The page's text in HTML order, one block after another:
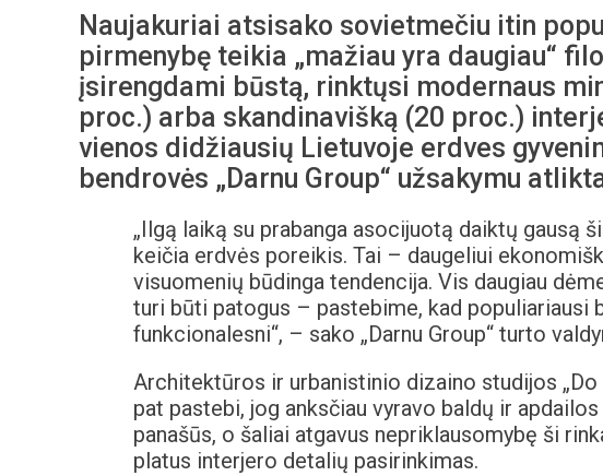
Naujakuriai atsisako sovietmečiu itin
pirmenybę teikia „mažiau yra daugiau“
įsirengdami būstą, rinktųsi modernaus
proc.) arba skandinavišką (20 proc.)
vienos didžiausių Lietuvoje erdves
bendrovės „Darnu Group“ užsakymu
„Ilgą laiką su prabanga asocijuotą daiktų gausą
keičia erdvės poreikis. Tai – daugeliui
visuomenių būdinga tendencija. Vis daugiau
turi būti patogus – pastebime, kad populiariausi
funkcionalesni“, – sako „Darnu Group“ turto
Architektūros ir urbanistinio dizaino studijos
pat pastebi, jog anksčiau vyravo baldų ir
panašūs, o šaliai atgavus nepriklausomybę ši
platus interjero detalių pasirinkimas.